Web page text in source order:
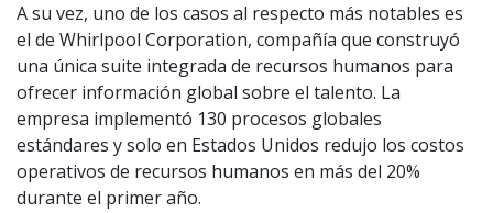
A su vez, uno de los casos al respecto más notables es
el de Whirlpool Corporation, compañía que construyó
una única suite integrada de recursos humanos para
ofrecer información global sobre el talento. La
empresa implementó 130 procesos globales
estándares y solo en Estados Unidos redujo los costos
operativos de recursos humanos en más del 20%
durante el primer año.